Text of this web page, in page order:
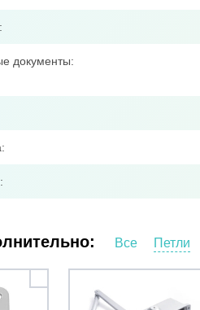
документы:
Все Петли